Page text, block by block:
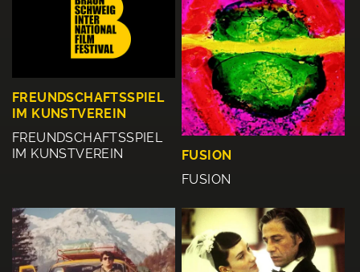
FREUNDSCHAFTSSPIEL
IM KUNSTVEREIN
FREUNDSCHAFTSSPIEL
IM KUNSTVEREIN
FUSION
FUSION